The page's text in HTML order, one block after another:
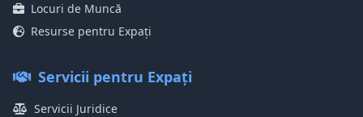
Locuri de Muncă
Resurse pentru Expați
Servicii pentru Expați
Servicii Juridice